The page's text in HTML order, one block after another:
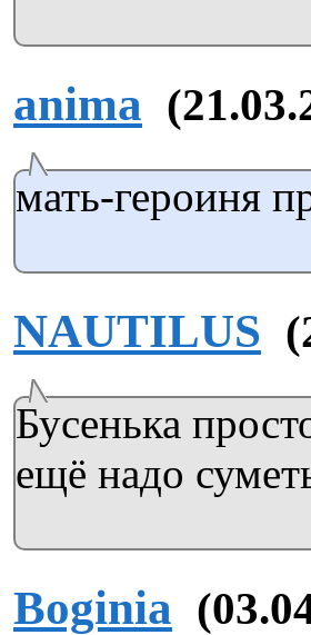
anima
мать-героиня
NAUTILUS
Бусенька
ещё надо
Boginia